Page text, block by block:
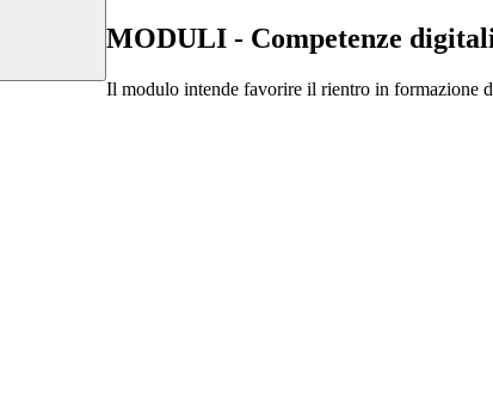
MODULI - Competenze
Il modulo intende favorire il rientro in formazione